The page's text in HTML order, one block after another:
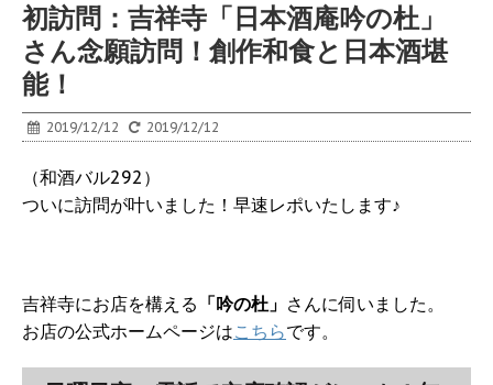
初訪問：吉祥寺「日本酒庵吟の杜」
さん念願訪問！創作和食と日本酒堪
能！
2019/12/12 2019/12/12
（和酒バル292）
ついに訪問が叶いました！早速レポいたします♪
吉祥寺にお店を構える 「吟の杜」 さんに伺いました。
お店の公式ホームページはこちらです。